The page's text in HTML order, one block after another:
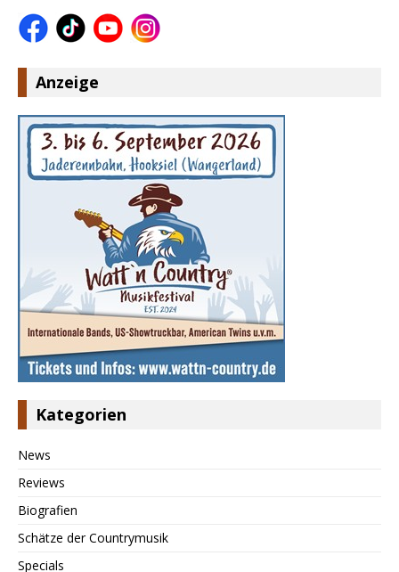
Anzeige
Kategorien
News
Reviews
Biografien
Schätze der Countrymusik
Specials